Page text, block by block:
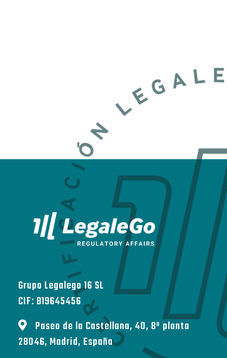
Grupo Legalego 16 SL
CIF: B19645456
Paseo de la Castellana, 40, 8º planta
28046, Madrid, España